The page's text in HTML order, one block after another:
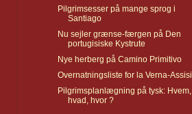
Pilgrimsesser på mange sprog i
Santiago
Nu sejler grænse-færgen på Den
portugisiske Kystrute
Nye herberg på Camino Primitivo
Overnatningsliste for la Verna-Assisi
Pilgrimsplanlægning på tysk: Hvem,
hvad, hvor ?